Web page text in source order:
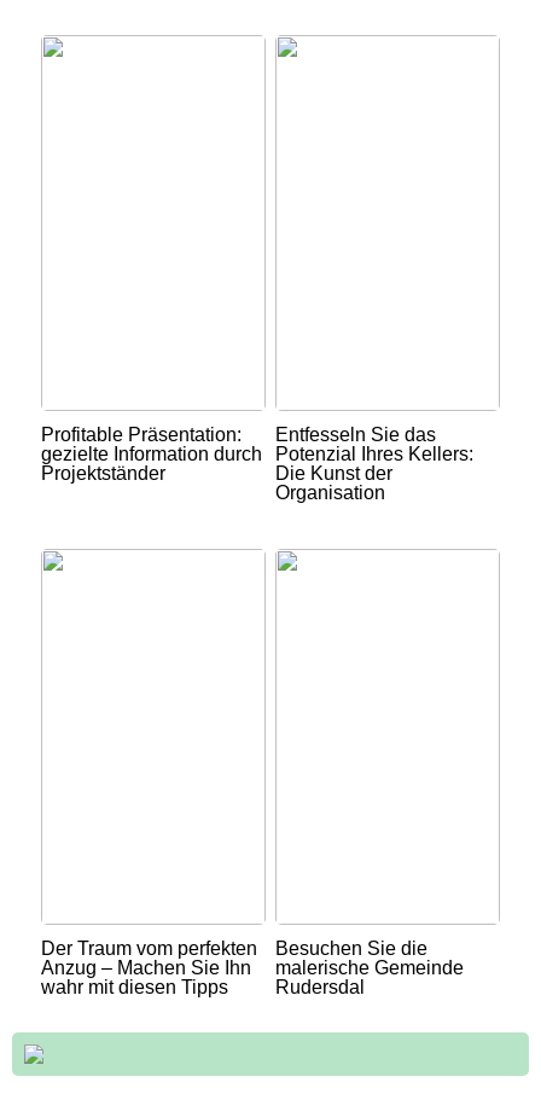
Profitable Präsentation:
gezielte Information durch
Projektständer
Entfesseln Sie das
Potenzial Ihres Kellers:
Die Kunst der
Organisation
Der Traum vom perfekten
Anzug – Machen Sie Ihn
wahr mit diesen Tipps
Besuchen Sie die
malerische Gemeinde
Rudersdal